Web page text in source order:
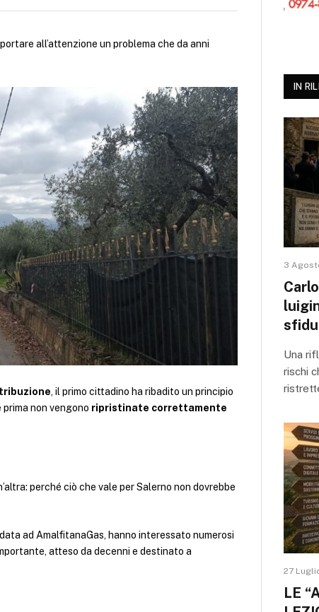
all’attenzione un problema che da anni
, il primo cittadino ha ribadito un principio
non vengono ripristinate correttamente
perché ciò che vale per Salerno non dovrebbe
ad AmalfitanaGas, hanno interessato numerosi
atteso da decenni e destinato a
IN
3
Una
rischi
27
LE